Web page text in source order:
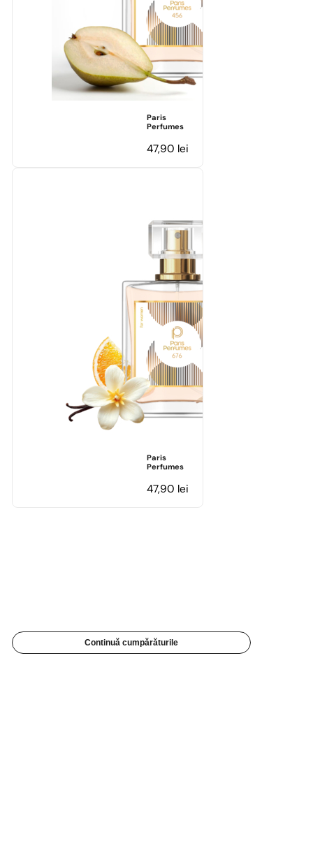
Paris
Perfumes
47,90 lei
Paris
Perfumes
47,90 lei
Continuă cumpărăturile